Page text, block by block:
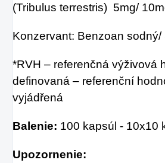
(Tribulus terrestris) 5mg/
Konzervant: Benzoan
*RVH – referenčná výživová
definovaná – referenční
vyjádřená
Balenie: 100 kapsúl - 10x10
Upozornenie: